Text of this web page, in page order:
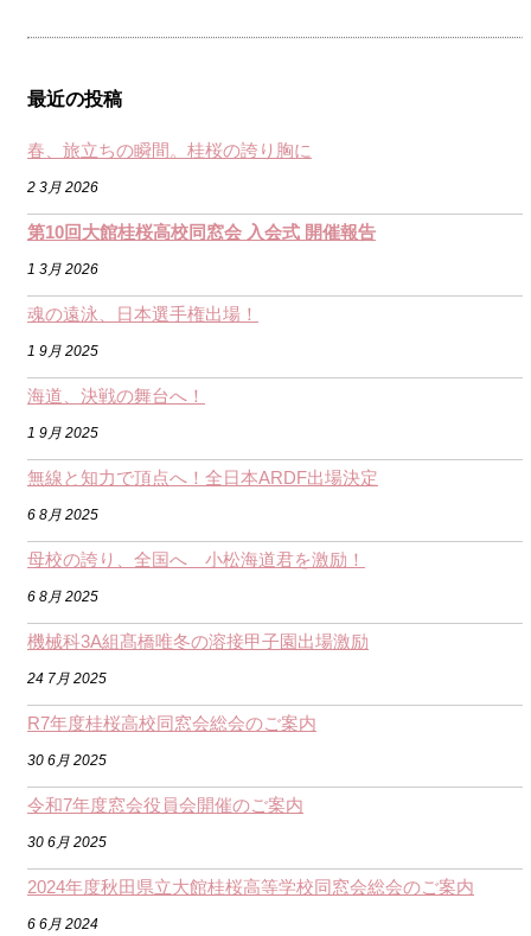
最近の投稿
春、旅立ちの瞬間。桂桜の誇り胸に
2 3月 2026
第10回大館桂桜高校同窓会 入会式 開催報告
1 3月 2026
魂の遠泳、日本選手権出場！
1 9月 2025
海道、決戦の舞台へ！
1 9月 2025
無線と知力で頂点へ！全日本ARDF出場決定
6 8月 2025
母校の誇り、全国へ 小松海道君を激励！
6 8月 2025
機械科3A組髙橋唯冬の溶接甲子園出場激励
24 7月 2025
R7年度桂桜高校同窓会総会のご案内
30 6月 2025
令和7年度窓会役員会開催のご案内
30 6月 2025
2024年度秋田県立大館桂桜高等学校同窓会総会のご案内
6 6月 2024